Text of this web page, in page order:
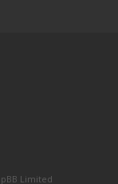
Limited